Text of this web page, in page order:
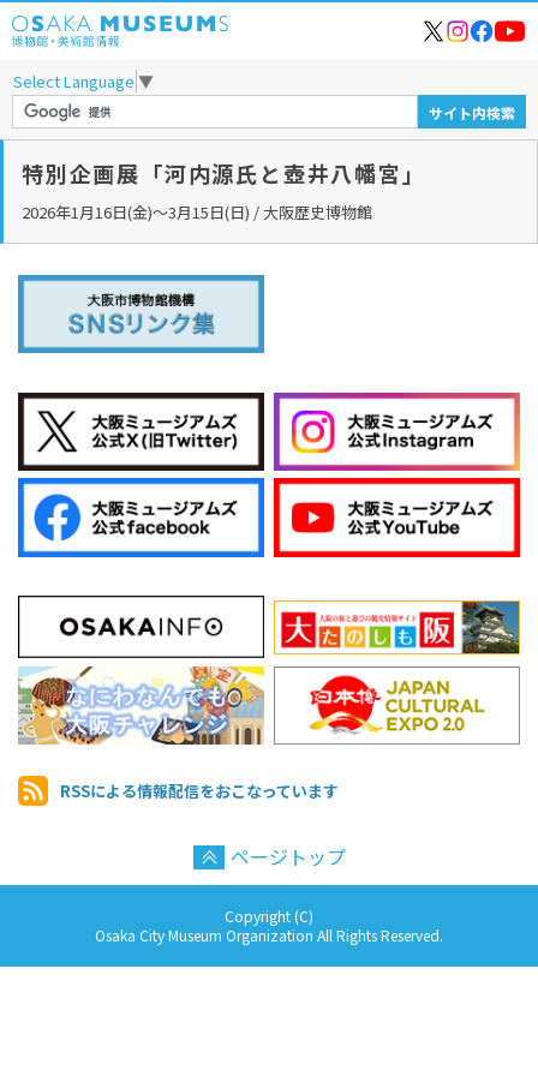
Select Language ▼
特別企画展「河内源氏と壺井八幡宮」
2026年1月16日(金)～3月15日(日) / 大阪歴史博物館
RSSによる情報配信をおこなっています
ページトップ
Copyright (C)
Osaka City Museum Organization All Rights Reserved.